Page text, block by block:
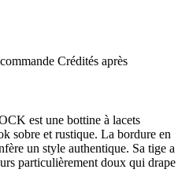
Crédités après
est une bottine à lacets
sobre et rustique. La bordure en
un style authentique. Sa tige a
particulièrement doux qui drape